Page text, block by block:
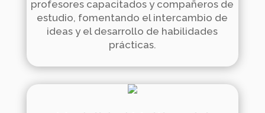
profesores capacitados y compañeros de
estudio, fomentando el intercambio de
ideas y el desarrollo de habilidades
prácticas.